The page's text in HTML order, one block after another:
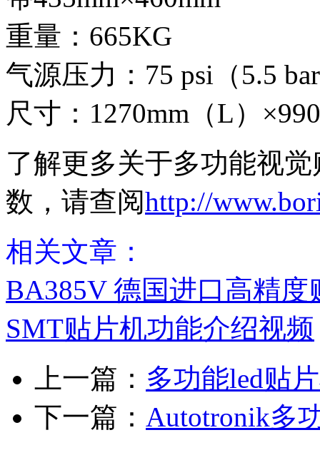
重量：665KG
气源压力：75 psi（5.5
尺寸：1270mm（L）
了解更多关于多功能视
数，请查阅http://
相关文章：
BA385V 德国进口高精度
SMT贴片机功能介绍视频
上一篇： 多功能led贴
下一篇： Autotronik多